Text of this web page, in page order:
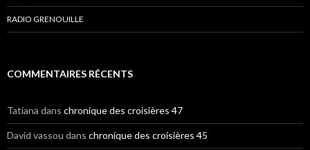
RADIO GRENOUILLE
COMMENTAIRES RÉCENTS
Tatiana dans chronique des croisières 47
David vassou dans chronique des croisières 45